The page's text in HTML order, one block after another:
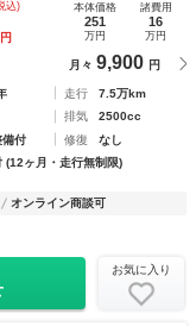
ト 禁煙車
込) 本体価格
251
万円
諸費用
16
万円
月々 9,900 円
走行
7.5万km
排気
2500cc
備付 修復
なし
(12ヶ月・走行無制限)
オンライン商談可
お気に入り